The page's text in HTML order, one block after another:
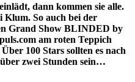
dann kommen sie alle.
Klum. So auch bei der
Grand Show BLINDED by
am roten Teppich
100 Stars sollten es nach
zwei Stunden sein…